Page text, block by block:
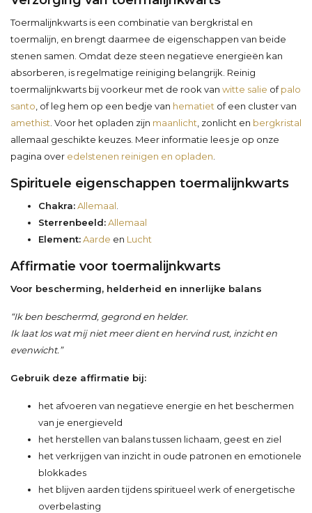
Toermalijnkwarts is een combinatie van bergkristal en
toermalijn, en brengt daarmee de eigenschappen van beide
stenen samen. Omdat deze steen negatieve energieën kan
absorberen, is regelmatige reiniging belangrijk. Reinig
toermalijnkwarts bij voorkeur met de rook van witte salie ofpalo
santo , of leg hem op een bedje van hematiet of een cluster van
amethist . Voor het opladen zijn maanlicht , zonlicht en bergkristal
allemaal geschikte keuzes. Meer informatie lees je op onze
pagina over edelstenen reinigen en opladen
Spirituele eigenschappen toermalijnkwarts
Chakra:Allemaal
Sterrenbeeld:Allemaal
Element:Aarde en Lucht
Affirmatie voor toermalijnkwarts
Voor bescherming, helderheid en innerlijke balans
“Ik ben beschermd, gegrond en helder.
Ik laat los wat mij niet meer dient en hervind rust, inzicht en
evenwicht.”
Gebruik deze affirmatie bij:
het afvoeren van negatieve energie en het beschermen
van je energieveld
het herstellen van balans tussen lichaam, geest en ziel
het verkrijgen van inzicht in oude patronen en emotionele
blokkades
het blijven aarden tijdens spiritueel werk of energetische
overbelasting